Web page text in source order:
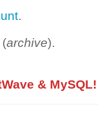
.
(archive).
& MySQL!